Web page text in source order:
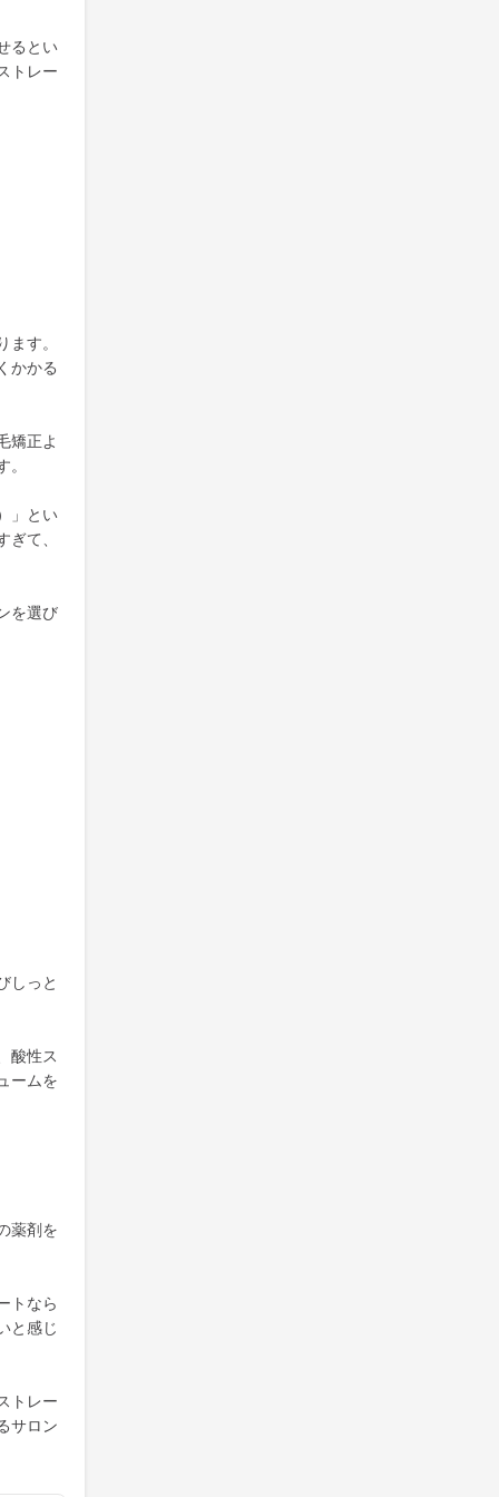
るとい
トレー
ます。
かかる
矯正よ
。
」とい
ぎて、
を選び
しっと
酸性ス
ームを
薬剤を
トなら
と感じ
トレー
サロン